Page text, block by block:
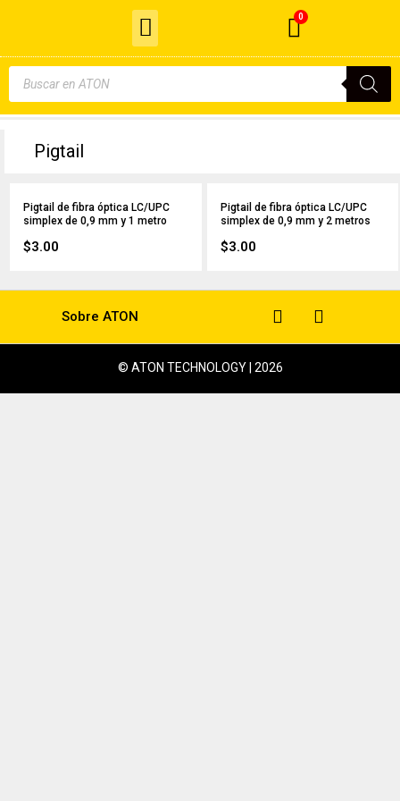
contenido
Menu 0Cart
Búsqueda
de
productos
Pigtail
Pigtail de fibra óptica LC/UPC
simplex de 0,9 mm y 1 metro
$3.00
Pigtail de fibra óptica LC/UPC
simplex de 0,9 mm y 2 metros
$3.00
Sobre ATON
© ATON TECHNOLOGY | 2026